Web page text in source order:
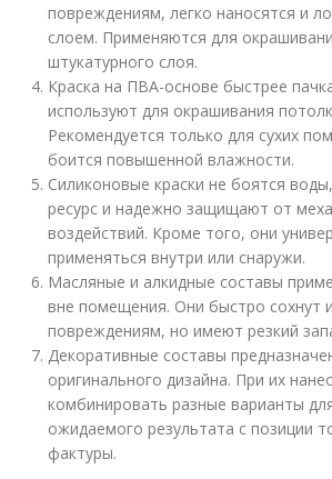
повреждениям, легко наносятся и
слоем. Применяются для
штукатурного слоя.
Краска на ПВА-основе быстрее
используют для окрашивания
Рекомендуется только для сухих
боится повышенной влажности.
Силиконовые краски не боятся
ресурс и надежно защищают от
воздействий. Кроме того, они
применяться внутри или снаружи.
Масляные и алкидные составы
вне помещения. Они быстро сохнут
повреждениям, но имеют резкий
Декоративные составы
оригинального дизайна. При их
комбинировать разные варианты
ожидаемого результата с позиции
фактуры.